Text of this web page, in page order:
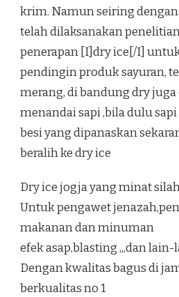
krim. Namun seiring
telah dilaksanakan
penerapan [I]dry ice[/I]
pendingin produk sayuran,
merang, di bandung dry
menandai sapi ,bila dulu
besi yang dipanaskan
beralih ke dry ice
Dry ice jogja yang minat
Untuk pengawet
makanan dan minuman
efek asap,blasting ,,,dan lain-
Dengan kwalitas bagus di
berkualitas no 1